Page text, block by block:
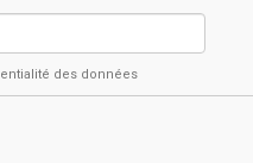
des données